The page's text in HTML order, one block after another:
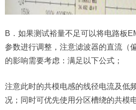
B．如果测试裕量不足可以将电路板
参数进行调整，注意滤波器的直流（
的影响需要考虑：满足以下公式；
注意此时的共模电感的线径电流及低
况；同时可优先使用分区槽绕的共模